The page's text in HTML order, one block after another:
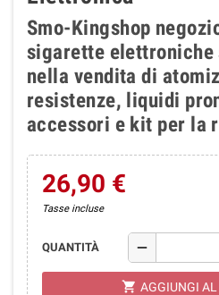
Smo-Kingshop
sigarette elettroniche
nella vendita di
resistenze, liquidi
accessori e kit per la
26,90 €
Tasse incluse
QUANTITÀ remove
shopping_cart AGGIUNGI